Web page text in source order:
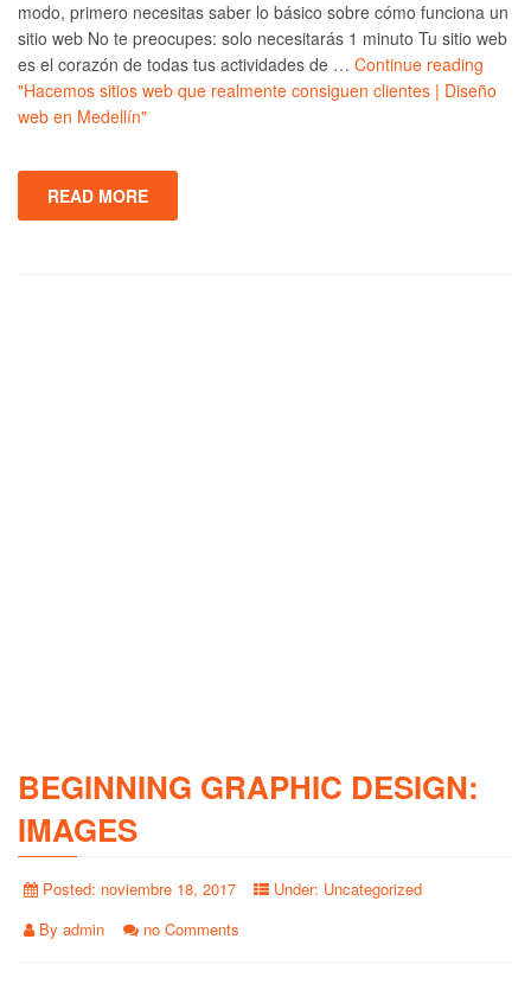
modo, primero necesitas saber lo básico sobre cómo funciona un
sitio web No te preocupes: solo necesitarás 1 minuto Tu sitio web
es el corazón de todas tus actividades de … Continue reading
"Hacemos sitios web que realmente consiguen clientes | Diseño
web en Medellín"
READ MORE
BEGINNING GRAPHIC DESIGN:
IMAGES
Posted: noviembre 18, 2017 Under: Uncategorized
By admin no Comments